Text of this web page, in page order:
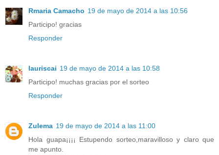
Rmaria Camacho 19 de mayo de 2014 a las 10:56
Participo! gracias
Responder
lauriscai 19 de mayo de 2014 a las 10:58
Participo! muchas gracias por el sorteo
Responder
Zulema 19 de mayo de 2014 a las 11:00
Hola guapa¡¡¡¡ Estupendo sorteo,maravilloso y claro que
me apunto.